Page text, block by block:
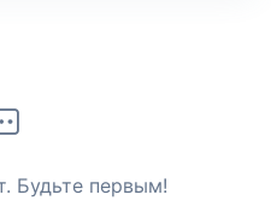
Будьте первым!